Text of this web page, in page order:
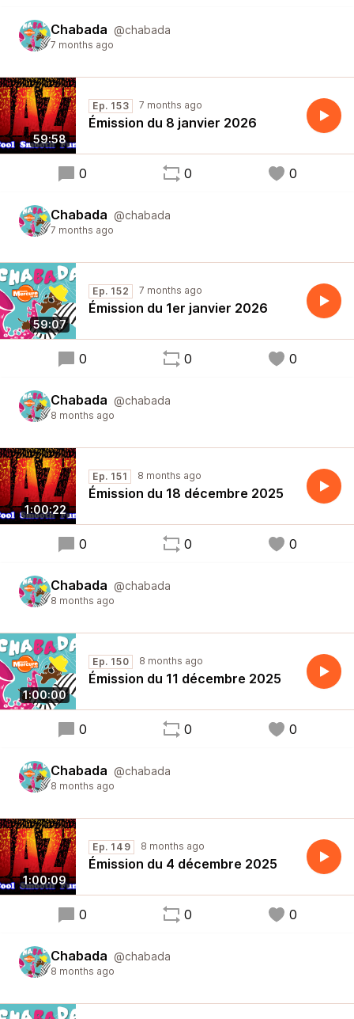
Chabada @chabada
7 months ago
59:58
Ep. 153 7 months ago
Émission du 8 janvier 2026
0 0 0
Chabada @chabada
7 months ago
59:07
Ep. 152 7 months ago
Émission du 1er janvier 2026
0 0 0
Chabada @chabada
8 months ago
1:00:22
Ep. 151 8 months ago
Émission du 18 décembre 2025
0 0 0
Chabada @chabada
8 months ago
1:00:00
Ep. 150 8 months ago
Émission du 11 décembre 2025
0 0 0
Chabada @chabada
8 months ago
1:00:09
Ep. 149 8 months ago
Émission du 4 décembre 2025
0 0 0
Chabada @chabada
8 months ago